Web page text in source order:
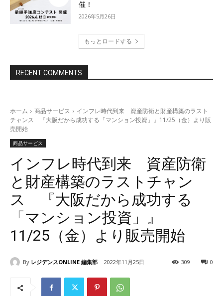
催！
2026年5月26日
もっとロードする
RECENT COMMENTS